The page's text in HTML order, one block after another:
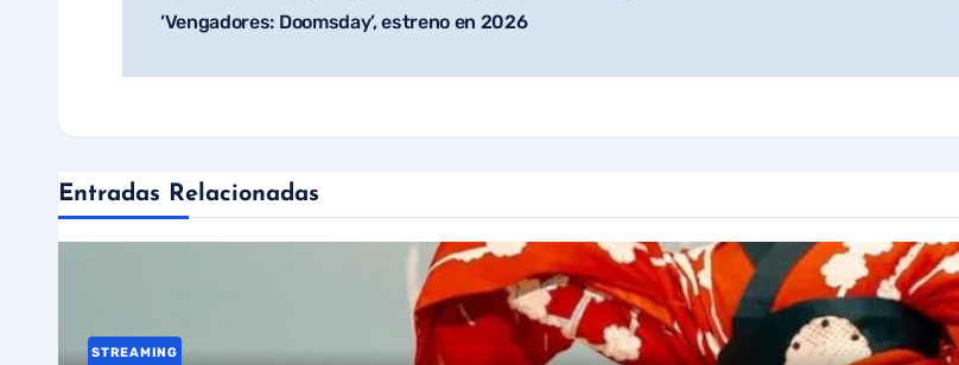
de
‘Vengadores: Doomsday’, estreno en 2026
Entradas Relacionadas
STREAMING